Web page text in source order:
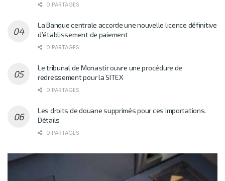
0 PARTAGES
La Banque centrale accorde une nouvelle licence définitive
d’établissement de paiement
0 PARTAGES
Le tribunal de Monastir ouvre une procédure de
redressement pour la SITEX
0 PARTAGES
Les droits de douane supprimés pour ces importations.
Détails
0 PARTAGES